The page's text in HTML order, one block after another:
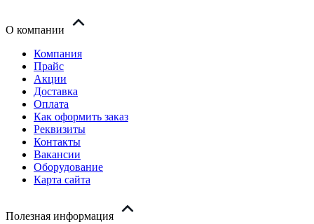
О компании
Компания
Прайс
Акции
Доставка
Оплата
Как оформить заказ
Реквизиты
Контакты
Вакансии
Оборудование
Карта сайта
Полезная информация